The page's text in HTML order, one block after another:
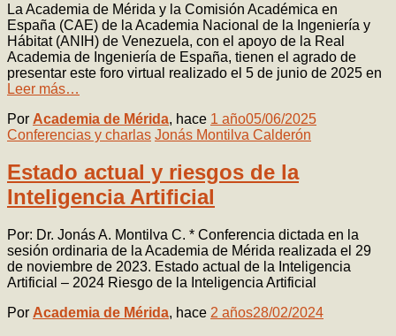
La Academia de Mérida y la Comisión Académica en
España (CAE) de la Academia Nacional de la Ingeniería y
Hábitat (ANIH) de Venezuela, con el apoyo de la Real
Academia de Ingeniería de España, tienen el agrado de
presentar este foro virtual realizado el 5 de junio de 2025 en
Leer más…
Por Academia de Mérida, hace 1 año05/06/2025
Conferencias y charlas Jonás Montilva Calderón
Estado actual y riesgos de la
Inteligencia Artificial
Por: Dr. Jonás A. Montilva C. * Conferencia dictada en la
sesión ordinaria de la Academia de Mérida realizada el 29
de noviembre de 2023. Estado actual de la Inteligencia
Artificial – 2024 Riesgo de la Inteligencia Artificial
Por Academia de Mérida, hace 2 años28/02/2024